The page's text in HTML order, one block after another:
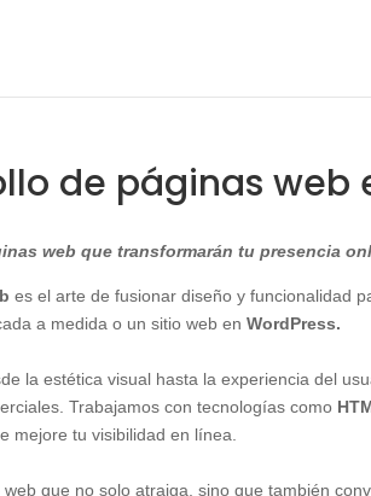
de páginas
web que transformarán tu presencia
es el arte de fusionar diseño y funcionalidad
a medida o un sitio web en WordPress.
la estética visual hasta la experiencia del
Trabajamos con tecnologías como
mejore tu visibilidad en línea.
web que no solo atraiga, sino que también